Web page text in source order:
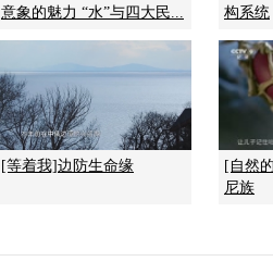
意象的魅力 “水”与四大民...
构系统
[等着我]边防生命缘
[自然
尼族